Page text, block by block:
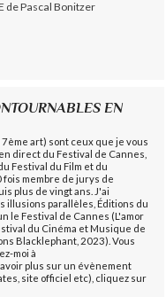
de Pascal Bonitzer
EN
art) sont ceux que je vous
direct du Festival de Cannes,
Festival du Film et du
fois membre de jurys de
plus de vingt ans. J'ai
illusions parallèles, Éditions du
le Festival de Cannes (L'amor
du Cinéma et Musique de
Blacklephant, 2023). Vous
moi à
plus sur un évènement
site officiel etc), cliquez sur